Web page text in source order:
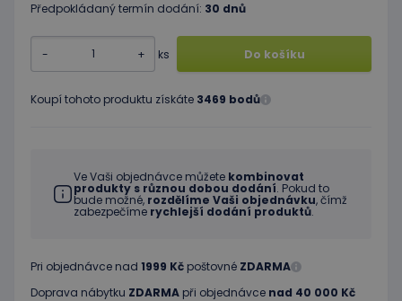
Předpokládaný termín dodání: 30 dnů
- + ks Do košíku
Koupí tohoto produktu získáte 3469 bodů
Ve Vaši objednávce můžete kombinovat
produkty s různou dobou dodání. Pokud to
bude možné, rozdělíme Vaši objednávku, čímž
zabezpečíme rychlejší dodání produktů.
Pri objednávce nad 1999 Kč poštovné ZDARMA
Doprava nábytku ZDARMA při objednávce nad 40 000 Kč